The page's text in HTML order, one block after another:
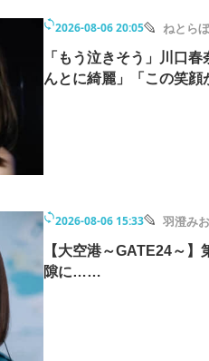
2026-08-06 20:05 ねとら
「もう泣きそう」川口
んとに綺麗」「この笑顔
2026-08-06 15:33 羽澄みお
【大空港～GATE24～
隙に……